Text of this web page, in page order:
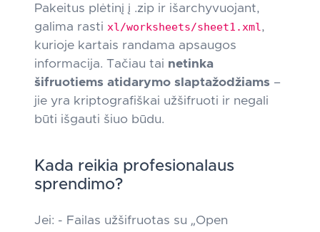
Pakeitus plėtinį į .zip ir išarchyvuojant,
galima rasti xl/worksheets/sheet1.xml,
kurioje kartais randama apsaugos
informacija. Tačiau tai netinka
šifruotiems atidarymo slaptažodžiams –
jie yra kriptografiškai užšifruoti ir negali
būti išgauti šiuo būdu.
Kada reikia profesionalaus
sprendimo?
Jei: - Failas užšifruotas su „Open